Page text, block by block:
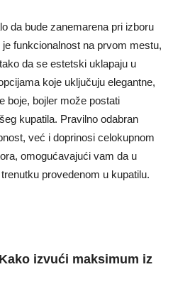
da bude zanemarena pri izboru
funkcionalnost na prvom mestu,
da se estetski uklapaju u
koje uključuju elegantne,
boje, bojler može postati
kupatila. Pravilno odabran
već i doprinosi celokupnom
omogućavajući vam da u
provedenom u kupatilu.
izvući maksimum iz